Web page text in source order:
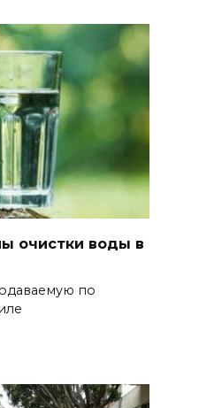
очистки воды в
по